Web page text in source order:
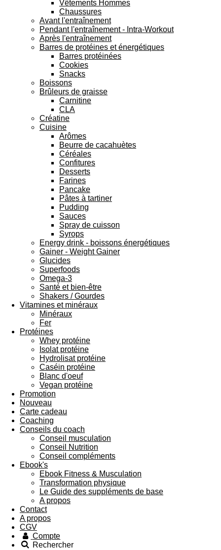
Vêtements Hommes
Chaussures
Avant l'entraînement
Pendant l'entraînement - Intra-Workout
Après l'entraînement
Barres de protéines et énergétiques
Barres protéinées
Cookies
Snacks
Boissons
Brûleurs de graisse
Carnitine
CLA
Créatine
Cuisine
Arômes
Beurre de cacahuètes
Céréales
Confitures
Desserts
Farines
Pancake
Pâtes à tartiner
Pudding
Sauces
Spray de cuisson
Syrops
Energy drink - boissons énergétiques
Gainer - Weight Gainer
Glucides
Superfoods
Omega-3
Santé et bien-être
Shakers / Gourdes
Vitamines et minéraux
Minéraux
Fer
Protéines
Whey protéine
Isolat protéine
Hydrolisat protéine
Caséin protéine
Blanc d'oeuf
Vegan protéine
Promotion
Nouveau
Carte cadeau
Coaching
Conseils du coach
Conseil musculation
Conseil Nutrition
Conseil compléments
Ebook's
Ebook Fitness & Musculation
Transformation physique
Le Guide des suppléments de base
A propos
Contact
A propos
CGV
Compte
Rechercher